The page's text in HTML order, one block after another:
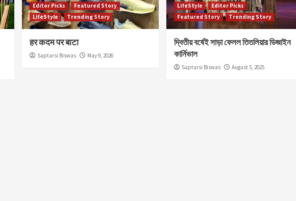
Editor Picks
Featured Story
LifeStyle
Trending Story
हर कदम पर बाटा
Saptarsi Biswas May 9, 2026
LifeStyle
Editor Picks
Featured Story
Trending Story
দ্বিতীয় বর্ষেই সাড়া ফেলল তিতলিয়ার ডিজাইন
কার্নিভাল
Saptarsi Biswas August 5, 2025